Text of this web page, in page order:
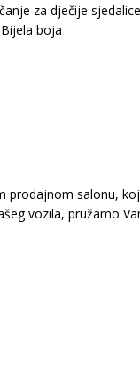
za dječije sjedalice
boja
salonu,
vozila, pružamo